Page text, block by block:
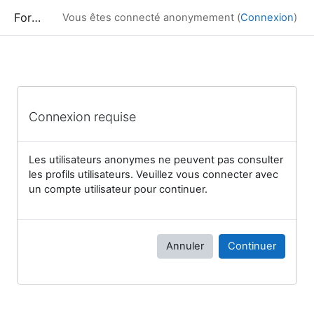
Formation Vous êtes connecté anonymement (Connexion)
Connexion requise
Les utilisateurs anonymes ne peuvent pas consulter
les profils utilisateurs. Veuillez vous connecter avec
un compte utilisateur pour continuer.
Annuler Continuer